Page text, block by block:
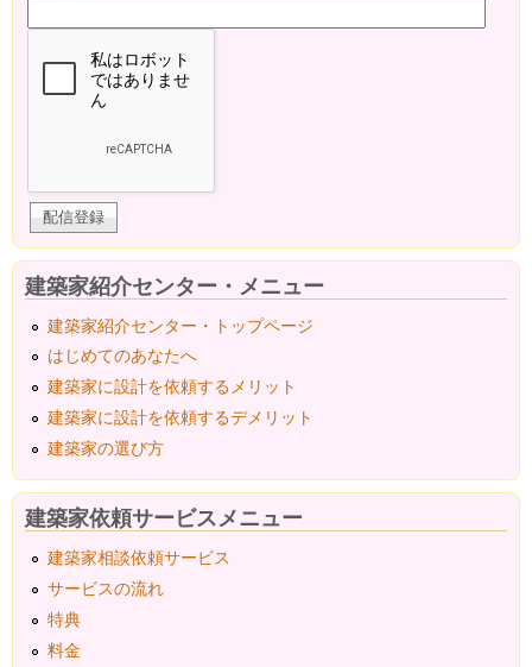
建築家紹介センター・メニュー
建築家紹介センター・トップページ
はじめてのあなたへ
建築家に設計を依頼するメリット
建築家に設計を依頼するデメリット
建築家の選び方
建築家依頼サービスメニュー
建築家相談依頼サービス
サービスの流れ
特典
料金